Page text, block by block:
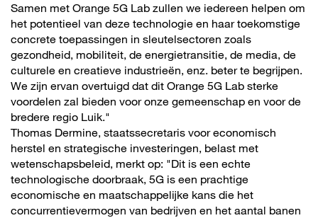
Samen met Orange 5G Lab zullen we iedereen helpen om
het potentieel van deze technologie en haar toekomstige
concrete toepassingen in sleutelsectoren zoals
gezondheid, mobiliteit, de energietransitie, de media, de
culturele en creatieve industrieën, enz. beter te begrijpen.
We zijn ervan overtuigd dat dit Orange 5G Lab sterke
voordelen zal bieden voor onze gemeenschap en voor de
bredere regio Luik."
Thomas Dermine, staatssecretaris voor economisch
herstel en strategische investeringen, belast met
wetenschapsbeleid, merkt op: "Dit is een echte
technologische doorbraak, 5G is een prachtige
economische en maatschappelijke kans die het
concurrentievermogen van bedrijven en het aantal banen